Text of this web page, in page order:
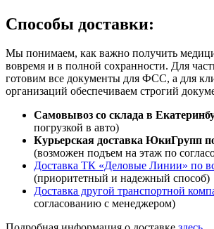
Способы доставки:
Мы понимаем, как важно получить
вовремя и в полной сохранности. Для
готовим все документы для ФСС, а для
организаций обеспечиваем строгий
Самовывоз со склада в
погрузкой в авто)
Курьерская доставка ЮкиГрупп
(возможен подъем на этаж по
Доставка ТК «Деловые Линии» по
(приоритетный и надежный способ)
Доставка другой транспортной
согласованию с менеджером)